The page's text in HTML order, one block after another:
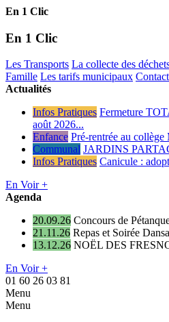
En 1 Clic
En 1 Clic
Les Transports La collecte des
Famille Les tarifs municipaux
Actualités
Infos Pratiques Fermeture
août 2026...
Enfance Pré-rentrée au
Communal JARDINS
Infos Pratiques Canicule :
En Voir +
Agenda
20.09.26 Concours de
21.11.26 Repas et Soirée
13.12.26 NOËL DES
En Voir +
01 60 26 03 81
Menu
Menu